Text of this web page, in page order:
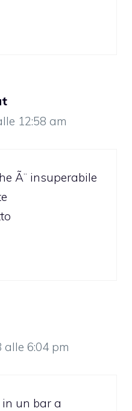
12:58 am
Ã¨ insuperabile
alle 6:04 pm
un bar a